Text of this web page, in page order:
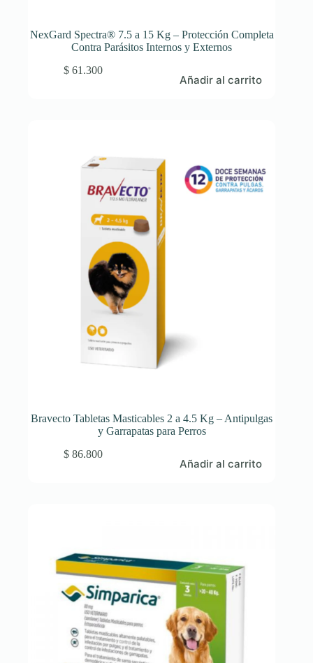
NexGard Spectra® 7.5 a 15 Kg – Protección Completa
Contra Parásitos Internos y Externos
$61.300
Añadir al carrito
Bravecto Tabletas Masticables 2 a 4.5 Kg – Antipulgas
y Garrapatas para Perros
$86.800
Añadir al carrito